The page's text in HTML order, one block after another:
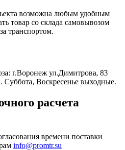
возможна любым удобным
товар со склада самовывозом
транспортом.
г.Воронеж ул.Димитрова, 83
Суббота, Воскресенье выходные.
расчета
времени поставки
info@promtr.su